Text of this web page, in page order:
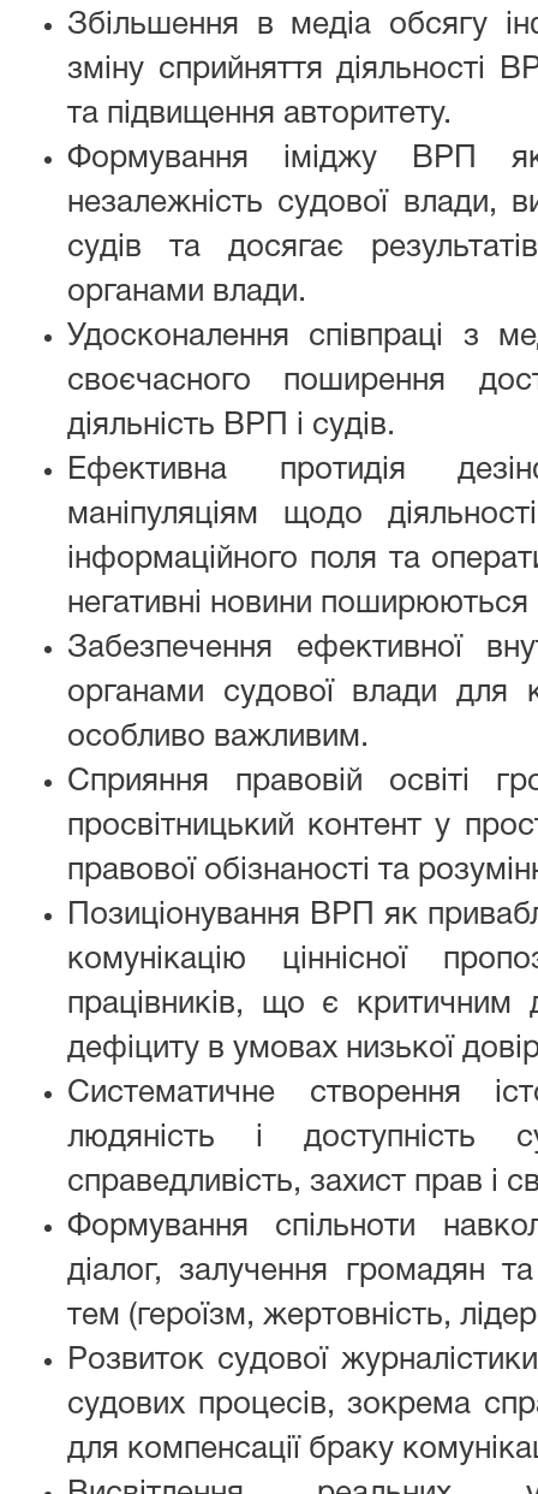
Збільшення в медіа обсягу
зміну сприйняття діяльності
та підвищення авторитету.
Формування іміджу ВРП
незалежність судової влади,
судів та досягає
органами влади.
Удосконалення співпраці з
своєчасного поширення
діяльність ВРП і судів.
Ефективна протидія
маніпуляціям щодо
інформаційного поля та
негативні новини
Забезпечення ефективної
органами судової влади для
особливо важливим.
Сприяння правовій освіті
просвітницький контент у
правової обізнаності та
Позиціонування ВРП як
комунікацію ціннісної
працівників, що є критичним
дефіциту в умовах низької
Систематичне створення
людяність і доступність
справедливість, захист прав і
Формування спільноти
діалог, залучення громадян
тем (героїзм, жертовність,
Розвиток судової
судових процесів, зокрема
для компенсації браку